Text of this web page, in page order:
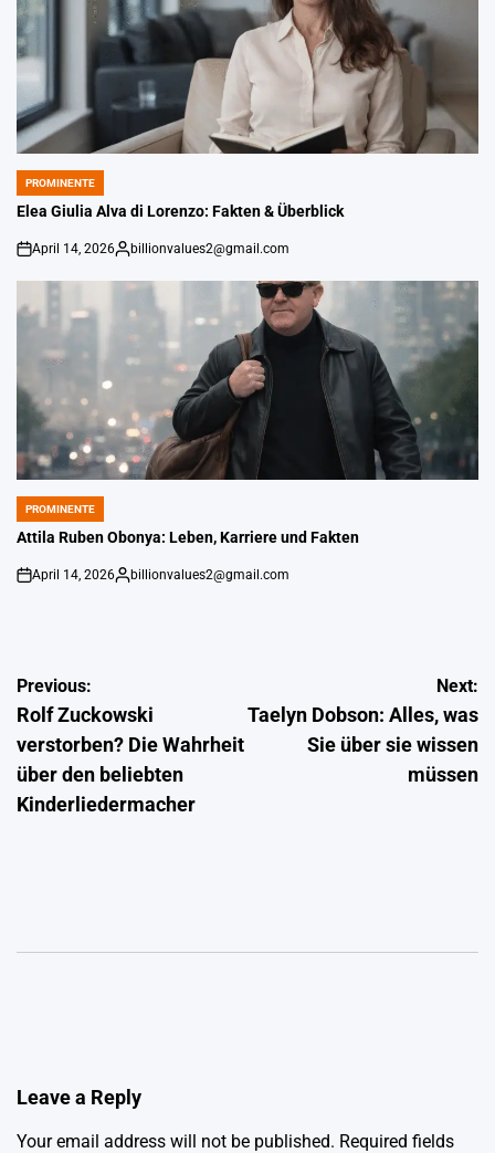
POSTED
IN
PROMINENTE
Elea Giulia Alva di Lorenzo: Fakten & Überblick
on
April 14, 2026
Gepostet
billionvalues2@gmail.com
POSTED
IN
PROMINENTE
Attila Ruben Obonya: Leben, Karriere und Fakten
on
April 14, 2026
Gepostet
billionvalues2@gmail.com
Post
navigation
Previous:
Rolf Zuckowski
verstorben? Die Wahrheit
über den beliebten
Kinderliedermacher
Next:
Taelyn Dobson: Alles, was
Sie über sie wissen
müssen
Leave a Reply
Your email address will not be published. Required fields